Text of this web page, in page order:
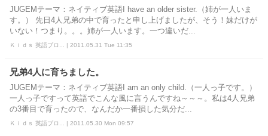
JUGEMテーマ：ネイティブ英語I have an older sister.（姉が一人いま
す。） 先日4人兄弟の中で育ったと申し上げましたが、そう！妹だけが
いない！つまり。。。姉が一人います。一つ違いだ...
Ｋｉｄｓ 英語ブロ... | 2011.05.31 Tue 11:35
兄弟4人に育ちました。
JUGEMテーマ：ネイティブ英語I am an only child.（一人っ子です。）
一人っ子ですって英語でこんな風に言うんですね～～～。私は4人兄弟
の3番目で育ったので、なんだか一番損した気分だ...
Ｋｉｄｓ 英語ブロ... | 2011.05.30 Mon 09:57